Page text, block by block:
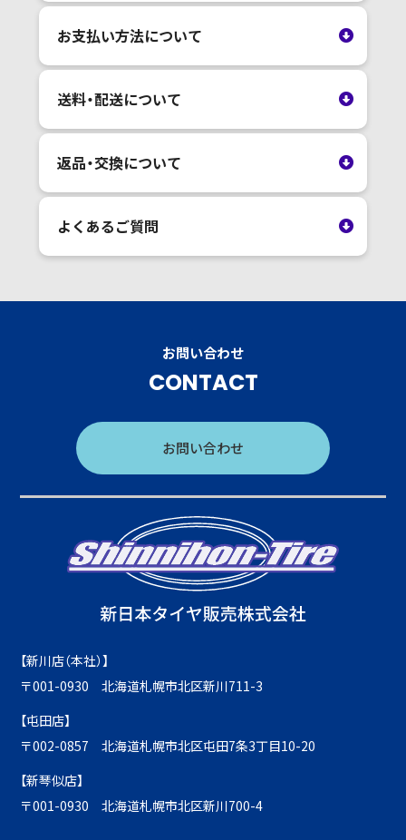
お支払い方法について
送料・配送について
返品・交換について
よくあるご質問
お問い合わせ
CONTACT
お問い合わせ
【新川店（本社）】
〒001-0930 北海道札幌市北区新川711-3
【屯田店】
〒002-0857 北海道札幌市北区屯田7条3丁目10-20
【新琴似店】
〒001-0930 北海道札幌市北区新川700-4